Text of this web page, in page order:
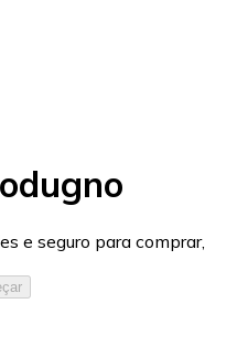
e seguro para comprar,